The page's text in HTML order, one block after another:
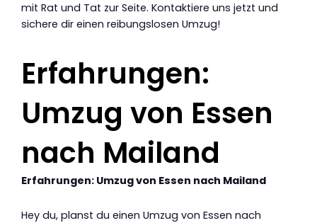
mit Rat und Tat zur Seite. Kontaktiere uns jetzt und
sichere dir einen reibungslosen Umzug!
Erfahrungen:
Umzug von Essen
nach Mailand
Erfahrungen: Umzug von Essen nach Mailand
Hey du, planst du einen Umzug von Essen nach